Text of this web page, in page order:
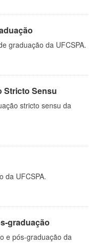
graduação da UFCSPA.
Stricto Sensu
stricto sensu da
da UFCSPA.
graduação
e pós-graduação da